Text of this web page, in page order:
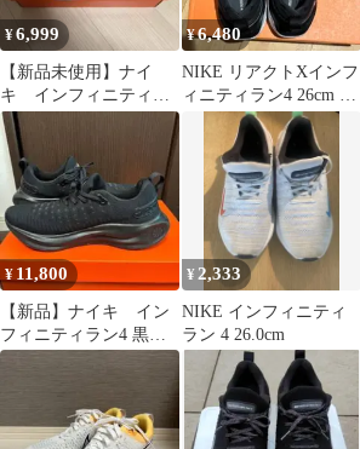
¥6,999
【新品未使用】ナイ
キ インフィニティラ
ン4 26.5cm
¥6,480
NIKE リアクトXインフ
ィニティラン4 26cm レ
ディース美品 3回使用
¥ 11,800
【新品】ナイキ イン
フィニティラン4 黒
27.5cm
¥ 2,333
NIKE インフィニティ
ラン 4 26.0cm